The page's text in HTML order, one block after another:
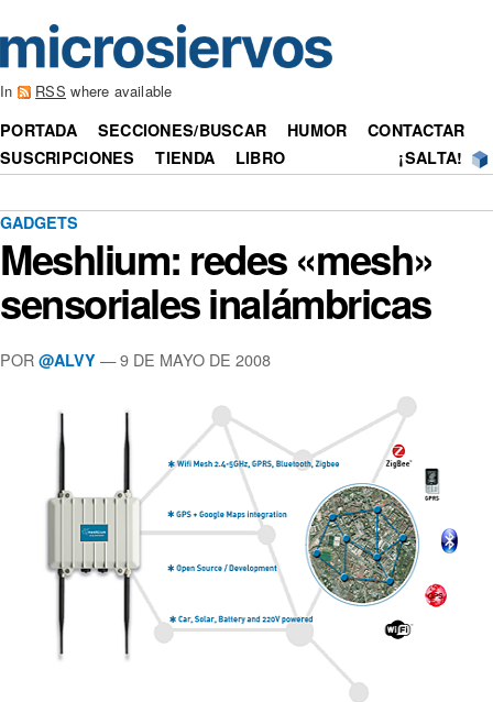
In RSS where available
PORTADA SECCIONES/BUSCAR HUMOR
CONTACTAR
SUSCRIPCIONES
TIENDA LIBRO ¡SALTA!
GADGETS
Meshlium: redes «mesh»
sensoriales inalámbricas
POR @ALVY — 9 DE MAYO DE 2008